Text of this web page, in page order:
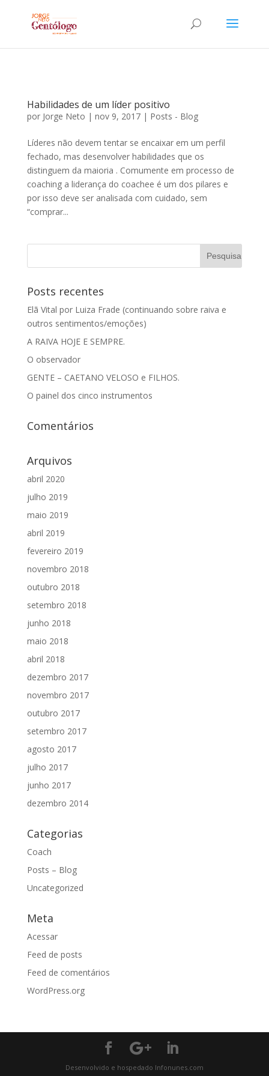
Habilidades de um líder positivo
por Jorge Neto | nov 9, 2017| Posts - Blog
Líderes não devem tentar se encaixar em um perfil
fechado, mas desenvolver habilidades que os
distinguem da maioria . Comumente em processo de
coaching a liderança do coachee é um dos pilares e
por isso deve ser analisada com cuidado, sem
“comprar...
Posts recentes
Elã Vital por Luiza Frade (continuando sobre raiva e
outros sentimentos/emoções)
A RAIVA HOJE E SEMPRE.
O observador
GENTE – CAETANO VELOSO e FILHOS.
O painel dos cinco instrumentos
Comentários
Arquivos
abril 2020
julho 2019
maio 2019
abril 2019
fevereiro 2019
novembro 2018
outubro 2018
setembro 2018
junho 2018
maio 2018
abril 2018
dezembro 2017
novembro 2017
outubro 2017
setembro 2017
agosto 2017
julho 2017
junho 2017
dezembro 2014
Categorias
Coach
Posts – Blog
Uncategorized
Meta
Acessar
Feed de posts
Feed de comentários
WordPress.org
Desenvolvido e hospedado Infonunes.com